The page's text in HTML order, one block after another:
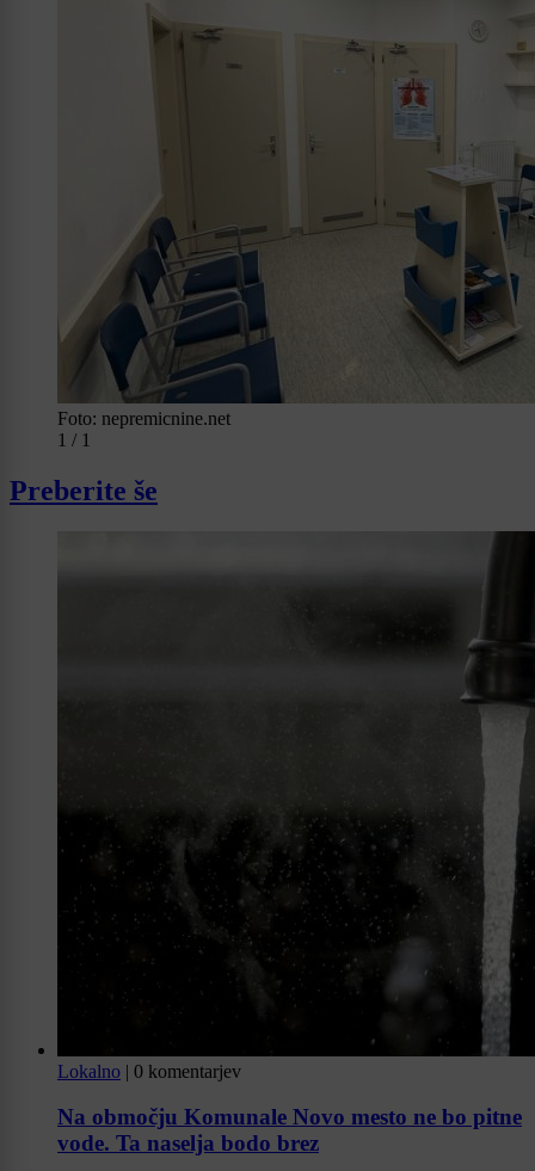
Foto: nepremicnine.net
1 / 1
Preberite še
Lokalno | 0 komentarjev
Na območju Komunale Novo mesto ne bo pitne
vode. Ta naselja bodo brez